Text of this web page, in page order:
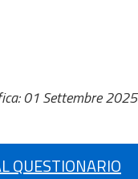
01 Settembre 2025
QUESTIONARIO